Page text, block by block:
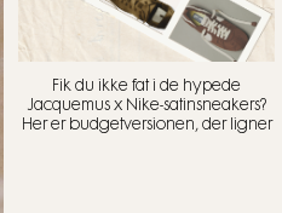
Fik du ikke fat i de hypede
Jacquemus x Nike-satinsneakers?
Her er budgetversionen, der ligner